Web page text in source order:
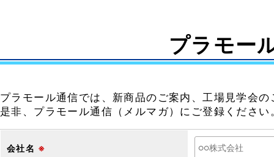
プラモー
プラモール通信では、新商品のご案内、工場見学会
是非、プラモール通信（メルマガ）にご登録ください
会社名 ※